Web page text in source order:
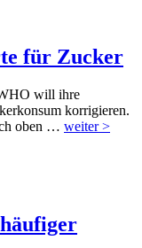
für Zucker
will ihre
korrigieren.
oben … weiter >